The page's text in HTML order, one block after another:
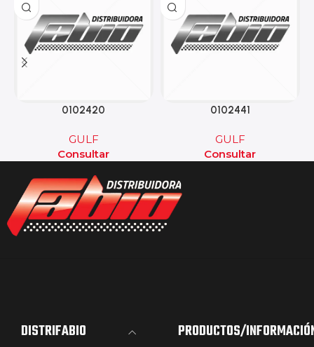
0102420
GULF
Consultar
0102441
GULF
Consultar
DISTRIFABIO PRODUCTOS/